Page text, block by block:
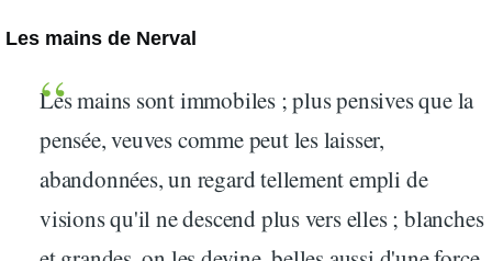
Les mains de Nerval
Les mains sont immobiles ; plus pensives que la
pensée, veuves comme peut les laisser,
abandonnées, un regard tellement empli de
visions qu'il ne descend plus vers elles ; blanches